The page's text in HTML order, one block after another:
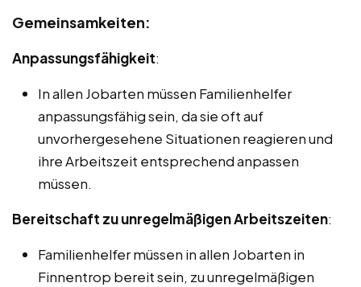
Gemeinsamkeiten:
Anpassungsfähigkeit:
In allen Jobarten müssen Familienhelfer
anpassungsfähig sein, da sie oft auf
unvorhergesehene Situationen reagieren und
ihre Arbeitszeit entsprechend anpassen
müssen.
Bereitschaft zu unregelmäßigen Arbeitszeiten:
Familienhelfer müssen in allen Jobarten in
Finnentrop bereit sein, zu unregelmäßigen